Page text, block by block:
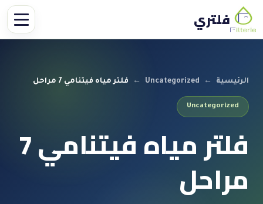
فلتري
الرئيسية ←
Uncategorized
← فلتر مياه فيتنامي 7 مراحل
Uncategorized
فلتر مياه فيتنامي 7
مراحل